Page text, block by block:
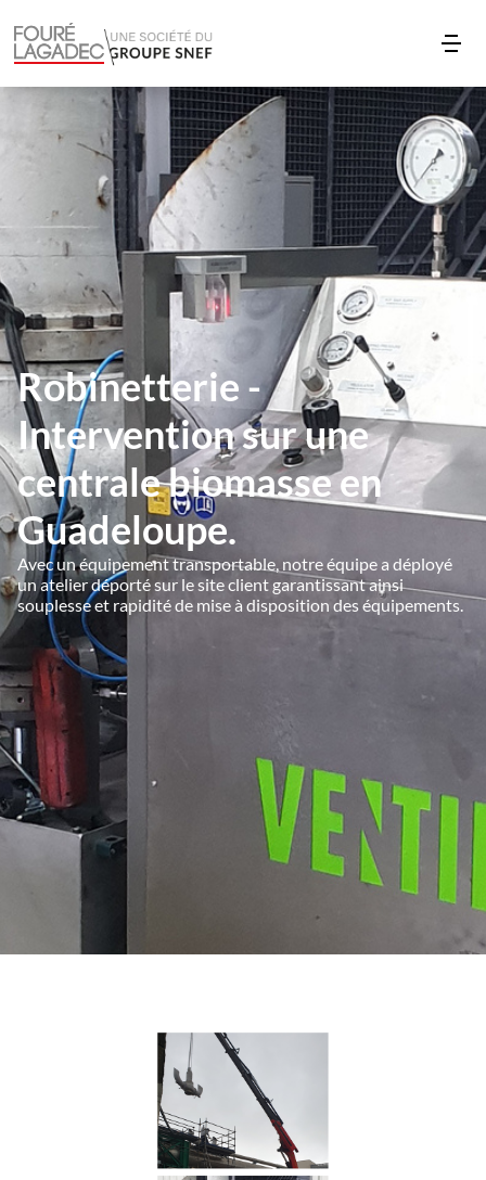
Robinetterie -
Intervention sur une
centrale biomasse en
Guadeloupe.
Avec un équipement transportable, notre équipe a déployé
un atelier déporté sur le site client garantissant ainsi
souplesse et rapidité de mise à disposition des équipements.